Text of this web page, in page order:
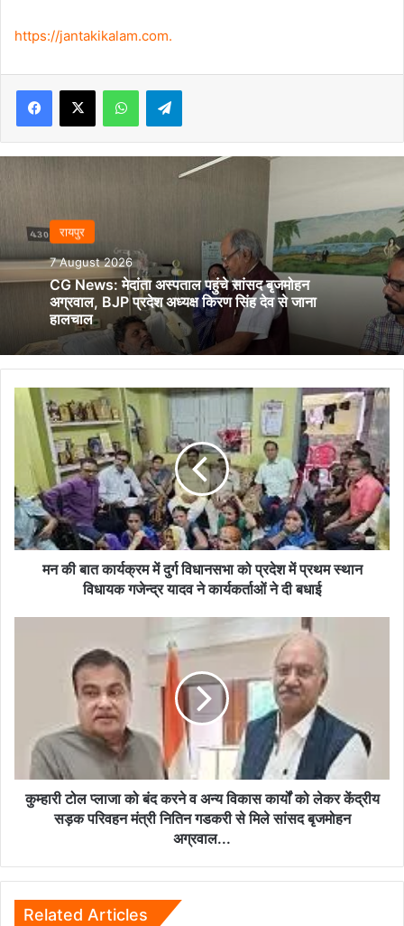
https://jantakikalam.com.
Facebook
X WhatsAppTelegram
रायपुर
7 August 2026
CG News: मेदांता अस्पताल पहुंचे सांसद बृजमोहन
अग्रवाल, BJP प्रदेश अध्यक्ष किरण सिंह देव से जाना
हालचाल
मन
कार्यक्रम
दुर्ग
विधानसभा
को
प्रदेश
मन की बात कार्यक्रम में दुर्ग विधानसभा को प्रदेश में प्रथम स्थान
विधायक गजेन्द्र यादव ने कार्यकर्ताओं ने दी बधाई
विकास
कार्यों
सड़क
मंत्री
कुम्हारी टोल प्लाजा को बंद करने व अन्य विकास कार्यों को लेकर केंद्रीय
सड़क परिवहन मंत्री नितिन गडकरी से मिले सांसद बृजमोहन
अग्रवाल...
Related Articles